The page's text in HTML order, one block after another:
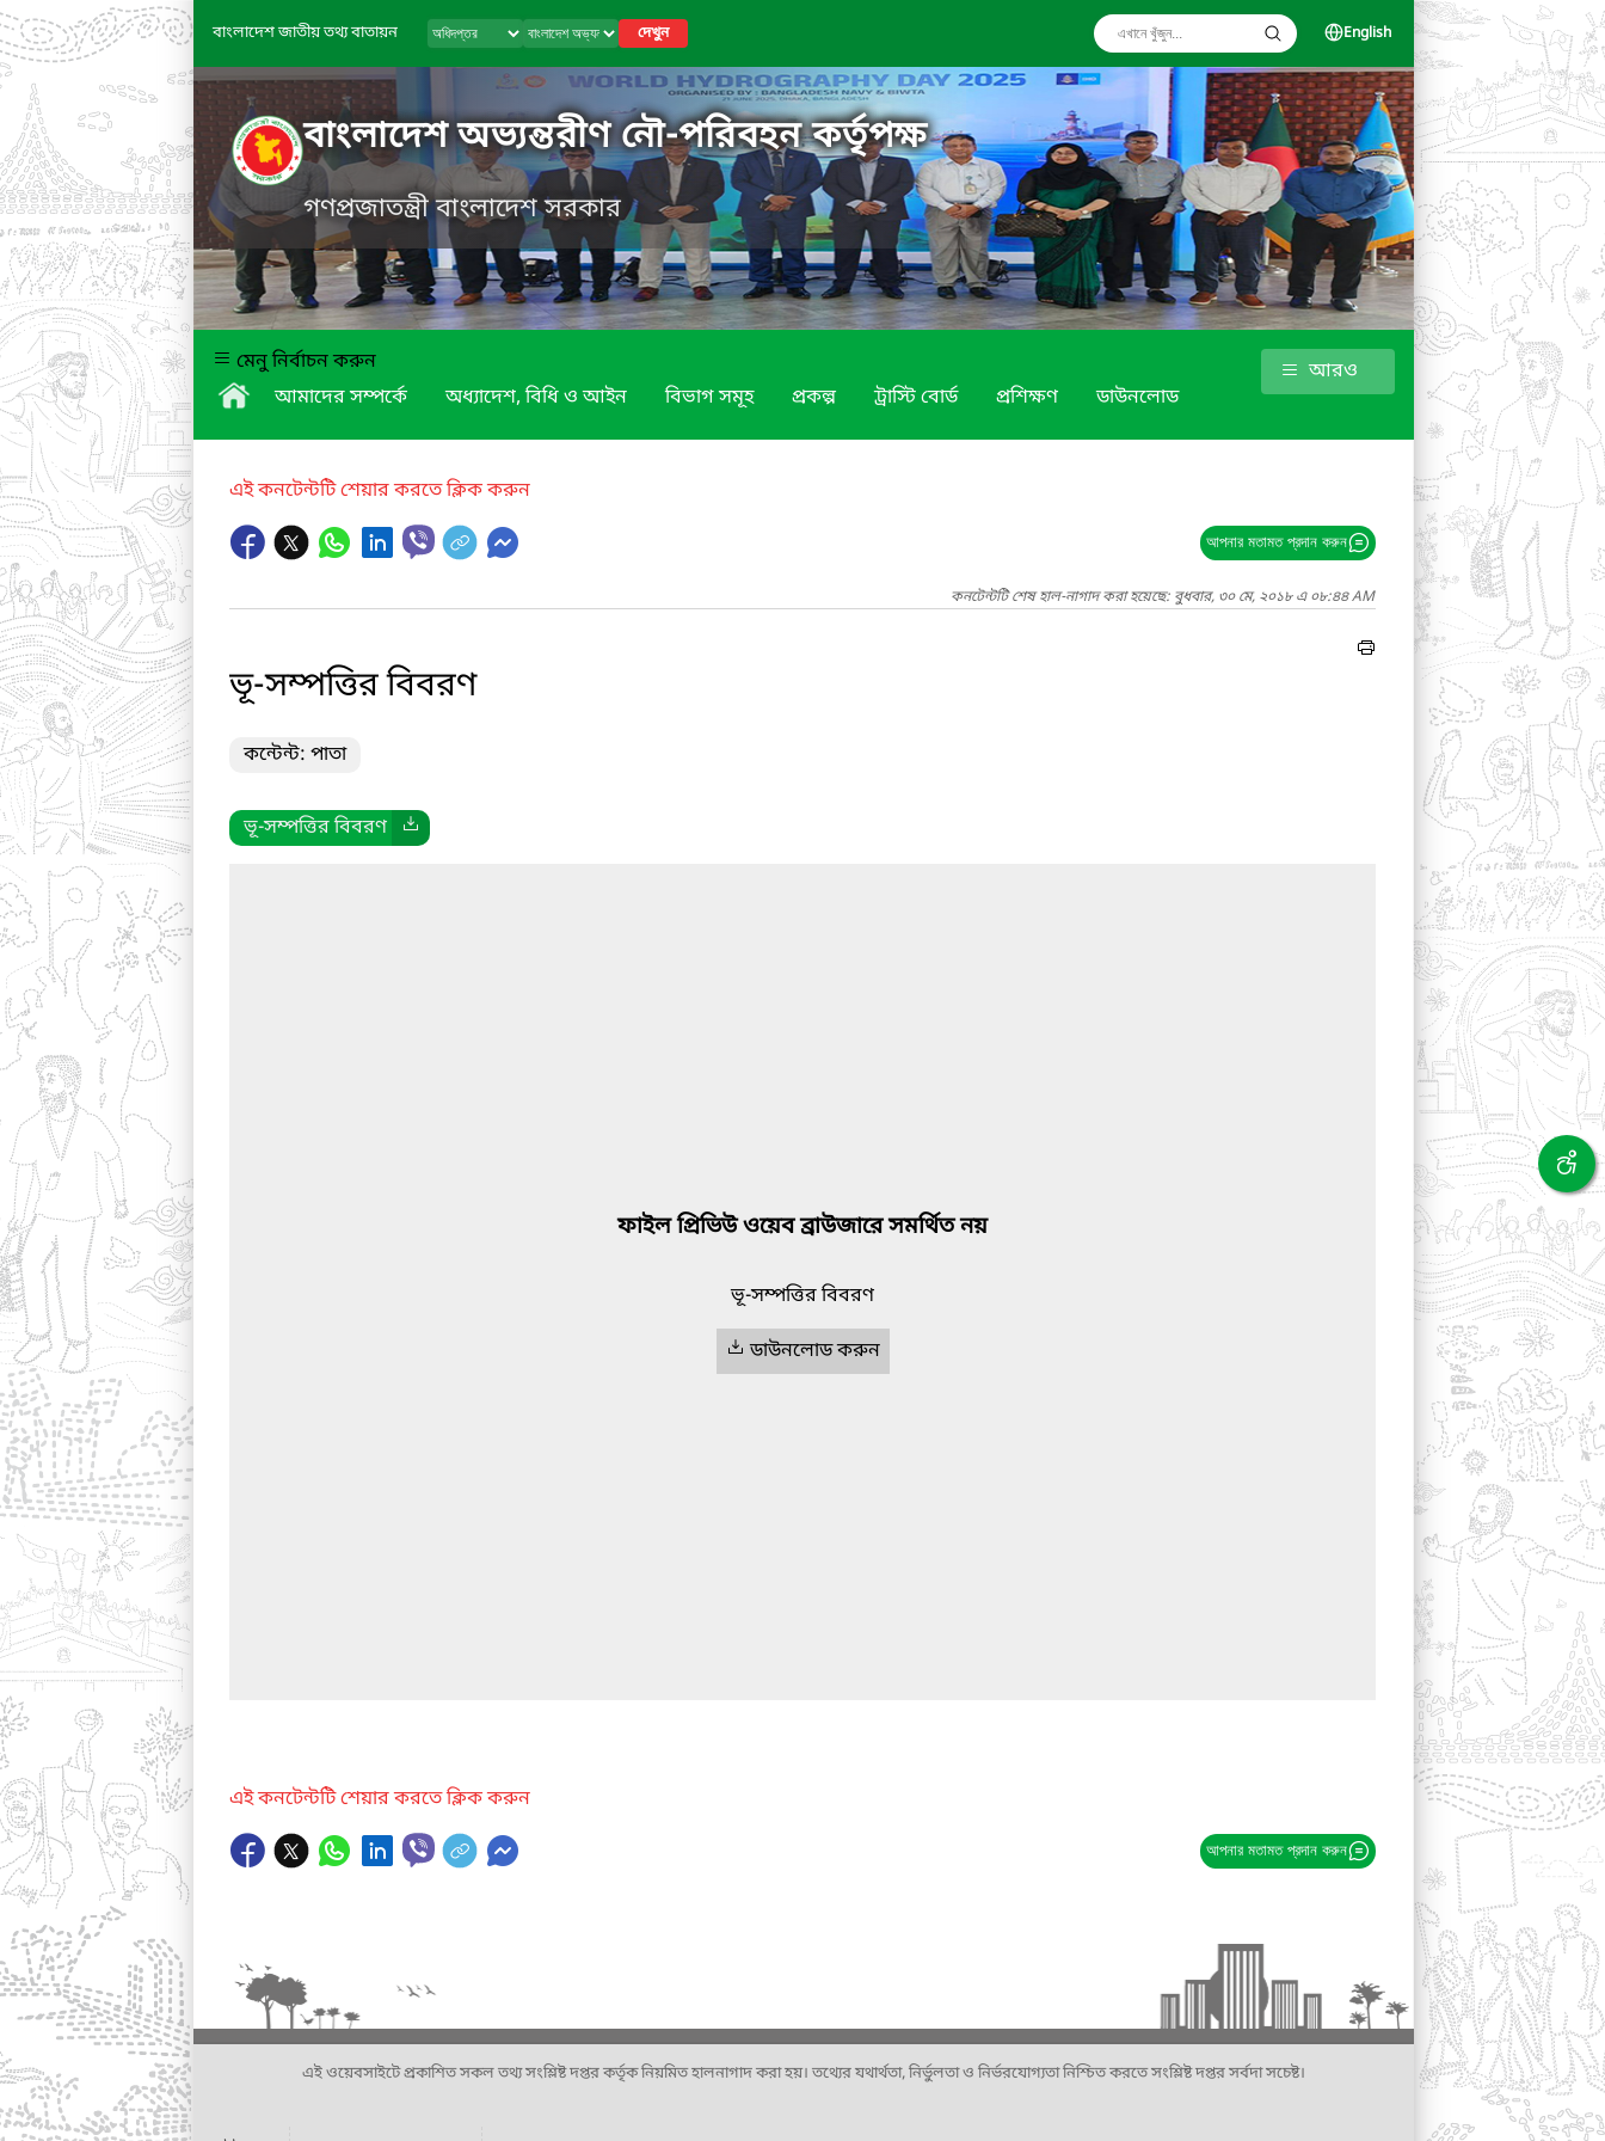
বাংলাদেশ জাতীয় তথ্য বাতায়ন দেখুন English
বাংলাদেশ অভ্যন্তরীণ নৌ-পরিবহন কর্তৃপক্ষ
গণপ্রজাতন্ত্রী বাংলাদেশ সরকার
মেনু নির্বাচন করুন
আমাদের সম্পর্কে
অধ্যাদেশ, বিধি ও আইন বিভাগ সমূহ প্রকল্প ট্রাস্টি বোর্ড প্রশিক্ষণ ডাউনলোড
আরও
এই কনটেন্টটি শেয়ার করতে ক্লিক করুন
আপনার মতামত প্রদান করুন
কনটেন্টটি শেষ হাল-নাগাদ করা হয়েছে: বুধবার, ৩০ মে, ২০১৮ এ ০৮:৪৪ AM
ভূ-সম্পত্তির বিবরণ
কন্টেন্ট: পাতা
ভূ-সম্পত্তির বিবরণ
ফাইল প্রিভিউ ওয়েব ব্রাউজারে সমর্থিত নয়
ভূ-সম্পত্তির বিবরণ
ডাউনলোড করুন
এই কনটেন্টটি শেয়ার করতে ক্লিক করুন
আপনার মতামত প্রদান করুন
এই ওয়েবসাইটে প্রকাশিত সকল তথ্য সংশ্লিষ্ট দপ্তর কর্তৃক নিয়মিত হালনাগাদ করা হয়। তথ্যের যথার্থতা, নির্ভুলতা ও নির্ভরযোগ্যতা নিশ্চিত করতে সংশ্লিষ্ট দপ্তর সর্বদা সচেষ্ট।